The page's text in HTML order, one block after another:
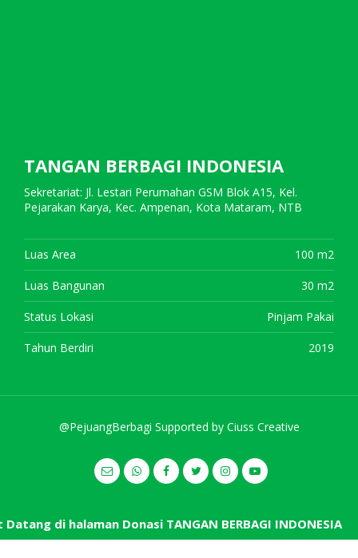
TANGAN BERBAGI INDONESIA
Sekretariat: Jl. Lestari Perumahan GSM Blok A15, Kel.
Pejarakan Karya, Kec. Ampenan, Kota Mataram, NTB
Luas Area 100 m2
Luas Bangunan 30 m2
Status Lokasi Pinjam Pakai
Tahun Berdiri 2019
@PejuangBerbagi Supported by Ciuss Creative
di halaman Donasi TANGAN BERBAGI INDONESIA